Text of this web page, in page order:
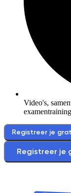
Video's,
examentraining
Registreer je
Registreer je